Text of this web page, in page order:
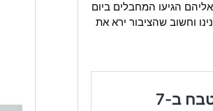
הגיעו המחבלים ביום
וחשוב שהציבור ירא את